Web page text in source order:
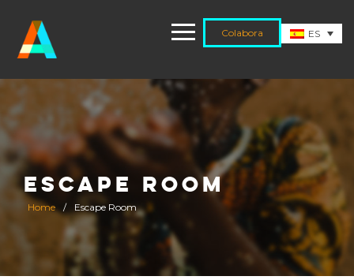
Colabora ES
ESCAPE ROOM
Home / Escape Room